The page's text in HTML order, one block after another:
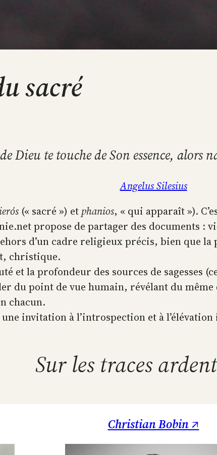
sacré
Dieu te touche de Son essence, alors
Angelus Silesius
(« sacré ») et phanios, « qui apparaît »).
propose de partager des documents :
d’un cadre religieux précis, bien que
christique.
et la profondeur des sources de sagesses
du point de vue humain, révélant du
chacun.
une invitation à l’introspection et à
Sur les traces
Christian Bobin ↗